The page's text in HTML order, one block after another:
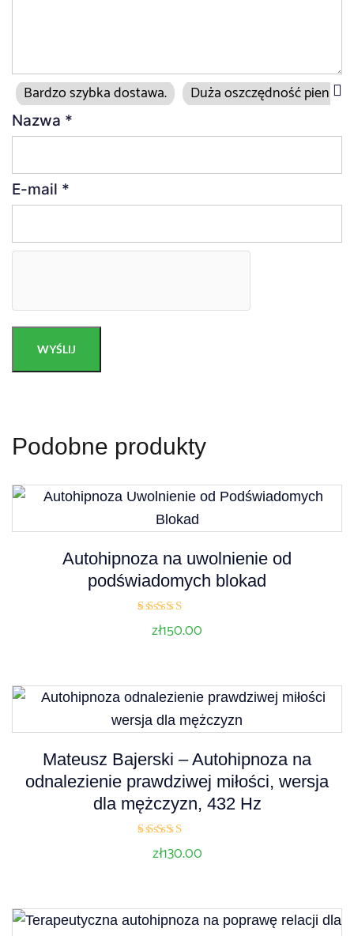
Bardzo szybka dostawa. Duża oszczędność
Nazwa *
E-mail *
Podobne produkty
Autohipnoza na uwolnienie od
podświadomych blokad
Oceniono
5.00
zł150.00
Mateusz Bajerski – Autohipnoza na
odnalezienie prawdziwej miłości, wersja
dla mężczyzn, 432 Hz
Oceniono
5.00
zł130.00